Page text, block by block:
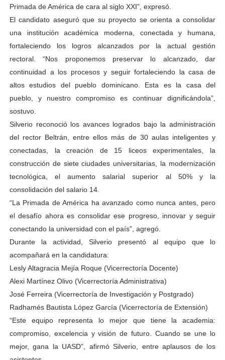
Primada de América de cara al siglo XXI”, expresó.
El candidato aseguró que su proyecto se orienta a consolidar
una institución académica moderna, conectada y humana,
fortaleciendo los logros alcanzados por la actual gestión
rectoral. “Nos proponemos preservar lo alcanzado, dar
continuidad a los procesos y seguir fortaleciendo la casa de
altos estudios del pueblo dominicano. Esta es la casa del
pueblo, y nuestro compromiso es continuar dignificándola”,
sostuvo.
Silverio reconoció los avances logrados bajo la administración
del rector Beltrán, entre ellos más de 30 aulas inteligentes y
conectadas, la creación de 15 liceos experimentales, la
construcción de siete ciudades universitarias, la modernización
tecnológica, el aumento salarial superior al 50% y la
consolidación del salario 14.
“La Primada de América ha avanzado como nunca antes, pero
el desafío ahora es consolidar ese progreso, innovar y seguir
conectando la universidad con el país”, agregó.
Durante la actividad, Silverio presentó al equipo que lo
acompañará en la candidatura:
Lesly Altagracia Mejía Roque (Vicerrectoría Docente)
Alexi Martínez Olivo (Vicerrectoría Administrativa)
José Ferreira (Vicerrectoría de Investigación y Postgrado)
Radhamés Bautista López García (Vicerrectoría de Extensión)
“Este equipo representa lo mejor que tiene la academia:
compromiso, excelencia y visión de futuro. Cuando se une lo
mejor, gana la UASD”, afirmó Silverio, entre aplausos de los